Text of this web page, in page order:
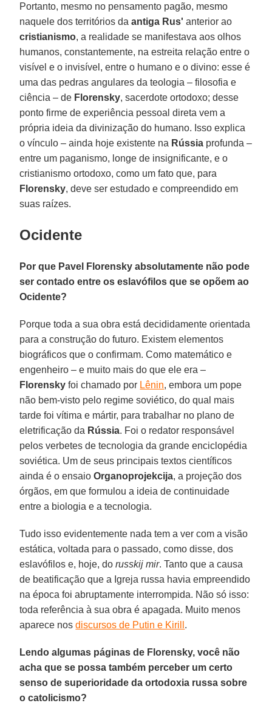
Portanto, mesmo no pensamento pagão, mesmo
naquele dos territórios daantiga Rus' anterior ao
cristianismo, a realidade se manifestava aos olhos
humanos, constantemente, na estreita relação entre o
visível e o invisível, entre o humano e o divino: esse é
uma das pedras angulares da teologia – filosofia e
ciência – de Florensky, sacerdote ortodoxo; desse
ponto firme de experiência pessoal direta vem a
própria ideia da divinização do humano. Isso explica
o vínculo – ainda hoje existente na Rússia profunda –
entre um paganismo, longe de insignificante, e o
cristianismo ortodoxo, como um fato que, para
Florensky, deve ser estudado e compreendido em
suas raízes.
Ocidente
Por que Pavel Florensky absolutamente não pode
ser contado entre os eslavófilos que se opõem ao
Ocidente?
Porque toda a sua obra está decididamente orientada
para a construção do futuro. Existem elementos
biográficos que o confirmam. Como matemático e
engenheiro – e muito mais do que ele era –
Florensky foi chamado por Lênin, embora um pope
não bem-visto pelo regime soviético, do qual mais
tarde foi vítima e mártir, para trabalhar no plano de
eletrificação da Rússia. Foi o redator responsável
pelos verbetes de tecnologia da grande enciclopédia
soviética. Um de seus principais textos científicos
ainda é o ensaioOrganoprojekcija, a projeção dos
órgãos, em que formulou a ideia de continuidade
entre a biologia e a tecnologia.
Tudo isso evidentemente nada tem a ver com a visão
estática, voltada para o passado, como disse, dos
eslavófilos e, hoje, dorusskij mir. Tanto que a causa
de beatificação que a Igreja russa havia empreendido
na época foi abruptamente interrompida. Não só isso:
toda referência à sua obra é apagada. Muito menos
aparece nosdiscursos de Putin e Kirill .
Lendo algumas páginas de Florensky, você não
acha que se possa também perceber um certo
senso de superioridade da ortodoxia russa sobre
o catolicismo?